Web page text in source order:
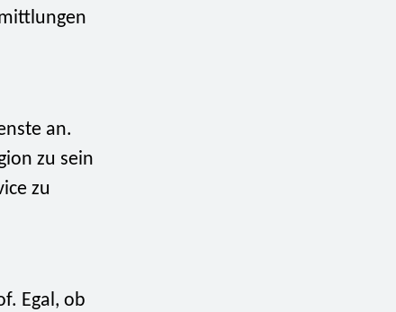
an.
zu sein
zu
Egal, ob